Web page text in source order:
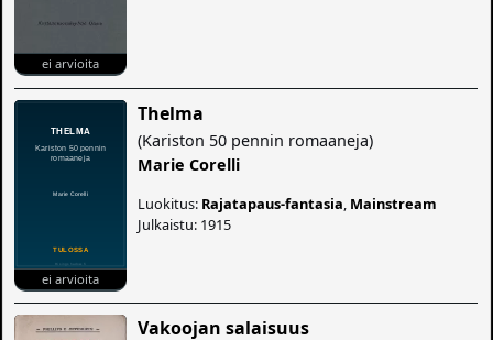
ei arvioita
ei arvioita
Thelma
(Kariston 50 pennin romaaneja)
Marie Corelli
Luokitus: Rajatapaus-fantasia Mainstream
Julkaistu: 1915
Vakoojan salaisuus